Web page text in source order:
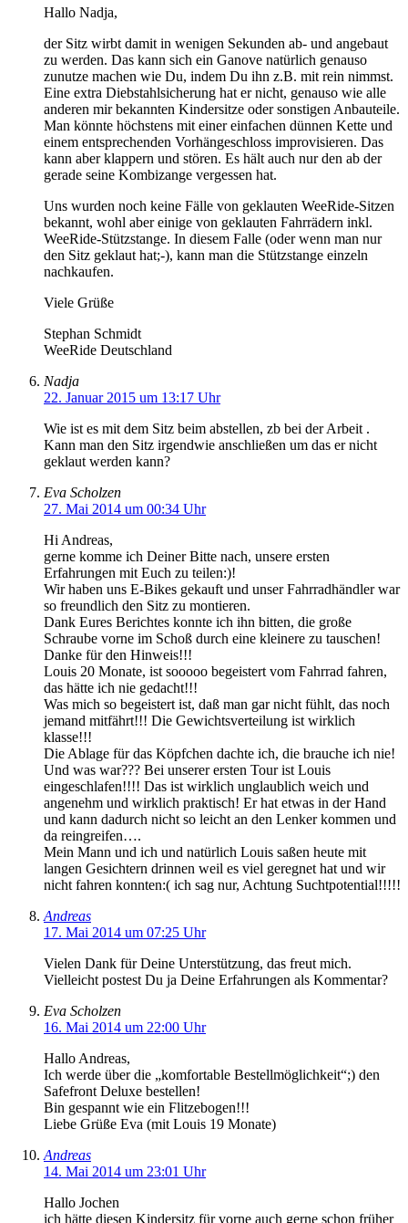
Hallo Nadja,
der Sitz wirbt damit in wenigen Sekunden ab- und angebaut
zu werden. Das kann sich ein Ganove natürlich genauso
zunutze machen wie Du, indem Du ihn z.B. mit rein nimmst.
Eine extra Diebstahlsicherung hat er nicht, genauso wie alle
anderen mir bekannten Kindersitze oder sonstigen Anbauteile.
Man könnte höchstens mit einer einfachen dünnen Kette und
einem entsprechenden Vorhängeschloss improvisieren. Das
kann aber klappern und stören. Es hält auch nur den ab der
gerade seine Kombizange vergessen hat.
Uns wurden noch keine Fälle von geklauten WeeRide-Sitzen
bekannt, wohl aber einige von geklauten Fahrrädern inkl.
WeeRide-Stützstange. In diesem Falle (oder wenn man nur
den Sitz geklaut hat;-), kann man die Stützstange einzeln
nachkaufen.
Viele Grüße
Stephan Schmidt
WeeRide Deutschland
Nadja
22. Januar 2015 um 13:17 Uhr
Wie ist es mit dem Sitz beim abstellen, zb bei der Arbeit .
Kann man den Sitz irgendwie anschließen um das er nicht
geklaut werden kann?
Eva Scholzen
27. Mai 2014 um 00:34 Uhr
Hi Andreas,
gerne komme ich Deiner Bitte nach, unsere ersten
Erfahrungen mit Euch zu teilen:)!
Wir haben uns E-Bikes gekauft und unser Fahrradhändler war
so freundlich den Sitz zu montieren.
Dank Eures Berichtes konnte ich ihn bitten, die große
Schraube vorne im Schoß durch eine kleinere zu tauschen!
Danke für den Hinweis!!!
Louis 20 Monate, ist sooooo begeistert vom Fahrrad fahren,
das hätte ich nie gedacht!!!
Was mich so begeistert ist, daß man gar nicht fühlt, das noch
jemand mitfährt!!! Die Gewichtsverteilung ist wirklich
klasse!!!
Die Ablage für das Köpfchen dachte ich, die brauche ich nie!
Und was war??? Bei unserer ersten Tour ist Louis
eingeschlafen!!!! Das ist wirklich unglaublich weich und
angenehm und wirklich praktisch! Er hat etwas in der Hand
und kann dadurch nicht so leicht an den Lenker kommen und
da reingreifen….
Mein Mann und ich und natürlich Louis saßen heute mit
langen Gesichtern drinnen weil es viel geregnet hat und wir
nicht fahren konnten:( ich sag nur, Achtung Suchtpotential!!!!!
Andreas
17. Mai 2014 um 07:25 Uhr
Vielen Dank für Deine Unterstützung, das freut mich.
Vielleicht postest Du ja Deine Erfahrungen als Kommentar?
Eva Scholzen
16. Mai 2014 um 22:00 Uhr
Hallo Andreas,
Ich werde über die „komfortable Bestellmöglichkeit“;) den
Safefront Deluxe bestellen!
Bin gespannt wie ein Flitzebogen!!!
Liebe Grüße Eva (mit Louis 19 Monate)
Andreas
14. Mai 2014 um 23:01 Uhr
Hallo Jochen
ich hätte diesen Kindersitz für vorne auch gerne schon früher